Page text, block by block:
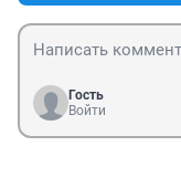
Гость
Войти